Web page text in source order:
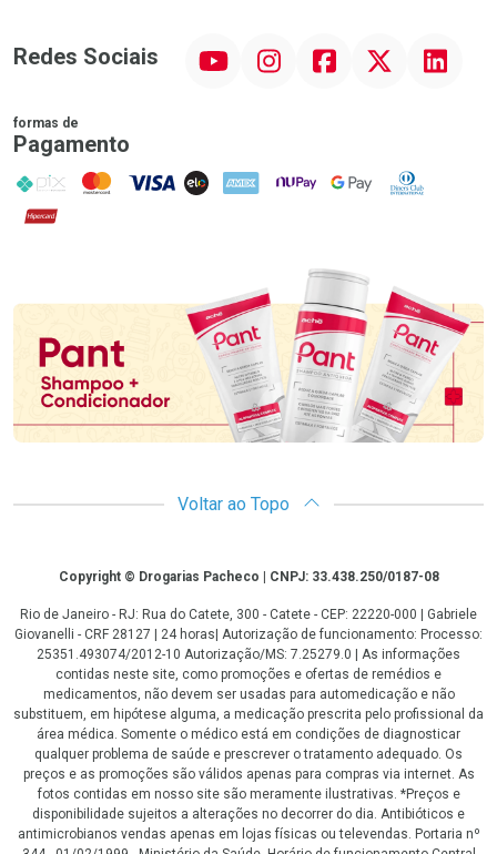
Redes Sociais InstagramFacebook Linkedin
formas de
Pagamento
PIX MasterCard
VISA ELO AMEX NuPay Google PayDiners Club
Hipercard
Promoção em Destaque
Voltar ao Topo
CopyrightCopyright © Drogarias Pacheco | CNPJ: 33.438.250/0187-08
Rio de Janeiro - RJ: Rua do Catete, 300 - Catete - CEP: 22220-000 | Gabriele
Giovanelli - CRF 28127 | 24 horas| Autorização de funcionamento: Processo:
25351.493074/2012-10 Autorização/MS: 7.25279.0 | As informações
contidas neste site, como promoções e ofertas de remédios e
medicamentos, não devem ser usadas para automedicação e não
substituem, em hipótese alguma, a medicação prescrita pelo profissional da
área médica. Somente o médico está em condições de diagnosticar
qualquer problema de saúde e prescrever o tratamento adequado. Os
preços e as promoções são válidos apenas para compras via internet. As
fotos contidas em nosso site são meramente ilustrativas. *Preços e
disponibilidade sujeitos a alterações no decorrer do dia. Antibióticos e
antimicrobianos vendas apenas em lojas físicas ou televendas. Portaria nº